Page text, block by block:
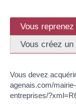
Vous
Vous créez
Vous devez
agenais.com/
entreprises/